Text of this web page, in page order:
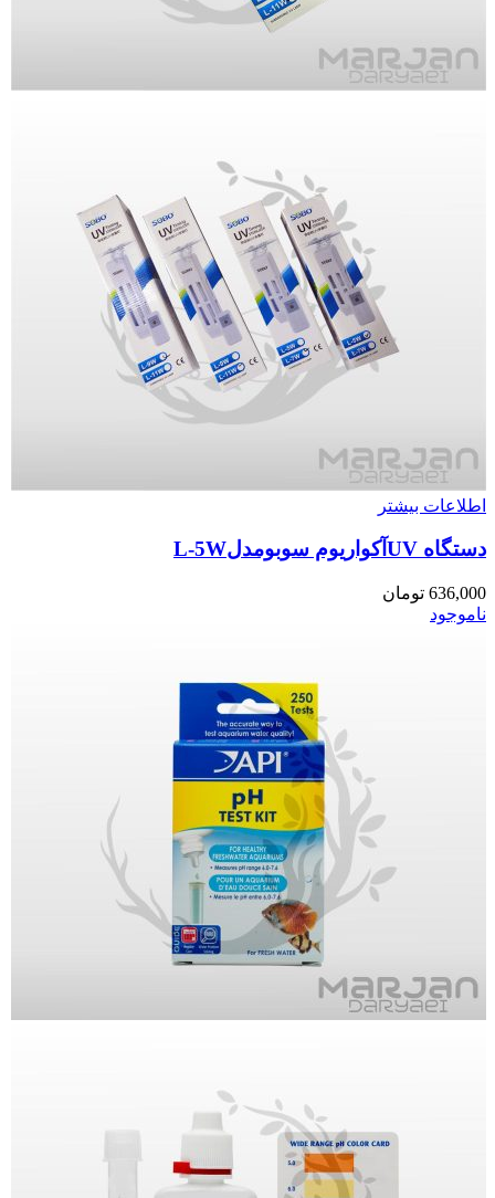
اطلاعات بیشتر
دستگاه UVآکواریوم سوبومدلL-5W
636,000 تومان
ناموجود